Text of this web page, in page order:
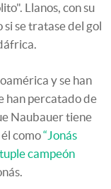
Llanos, con su
se tratase del gol
y se han
han percatado de
Naubauer tiene
como“Jonás
campeón